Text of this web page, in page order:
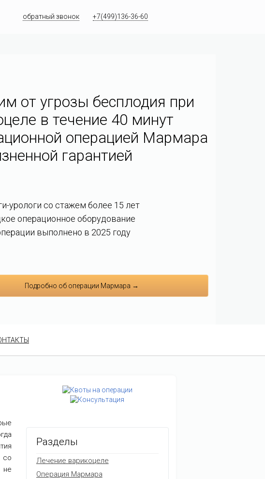
обратный звонок +7(499)136-36-60
от угрозы бесплодия при
в течение 40 минут
операцией Мармара
гарантией
урологи со стажем более 15 лет
операционное оборудование
выполнено в 2025 году
Подробно об операции Мармара →
со
не
Разделы
Лечение варикоцеле
Операция Мармара